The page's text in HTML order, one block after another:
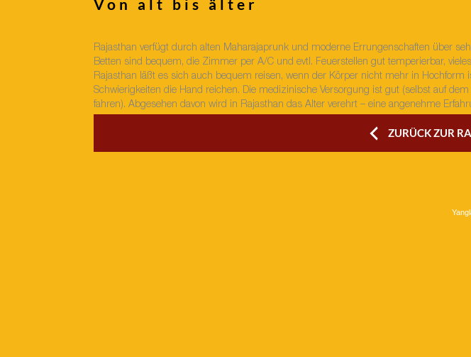
Von alt bis älter
Rajasthan verfügt durch alten Maharajaprunk und moderne Errungenschaften über
Betten sind bequem, die Zimmer per A/C und evtl. Feuerstellen gut temperierbar,
Rajasthan läßt es sich auch bequem reisen, wenn der Körper nicht mehr in
Schwierigkeiten die Hand reichen. Die medizinische Versorgung ist gut (selbst auf
fahren). Abgesehen davon wird in Rajasthan das Alter verehrt – eine angenehme
ZURÜCK ZUR